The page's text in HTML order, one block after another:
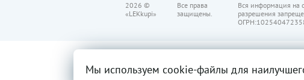
2026 ©
«LEKkupi»
Все права
защищены.
Вся информация на
разрешения
Мы используем cookie-файлы для